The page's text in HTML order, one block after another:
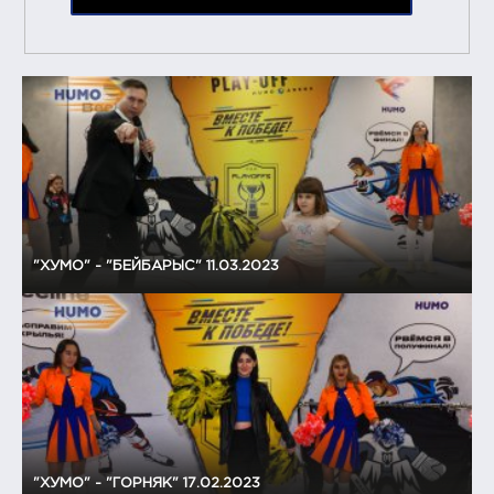
"ХУМО" - "БЕЙБАРЫС" 11.03.2023
"ХУМО" - "ГОРНЯК" 17.02.2023